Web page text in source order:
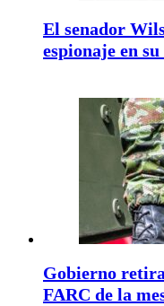
El senador
espionaje en
Gobierno
FARC de la